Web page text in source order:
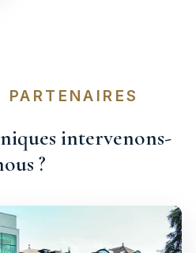
intervenons-
?